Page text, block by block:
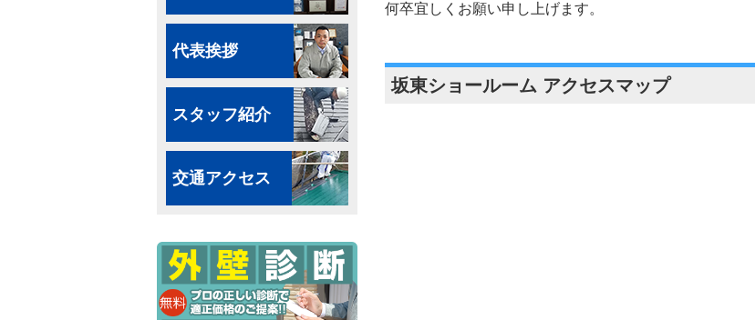
何卒宜しくお願い申し上げます。
坂東ショールーム アクセスマップ
代表挨拶
スタッフ紹介
交通アクセス